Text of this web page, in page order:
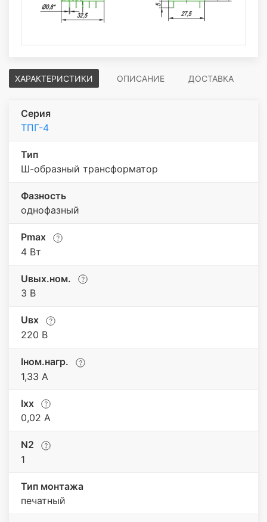
ХАРАКТЕРИСТИКИ ОПИСАНИЕ ДОСТАВКА
Серия
ТПГ-4
Тип
Ш-образный трансформатор
Фазность
однофазный
Pmax
4 Вт
Uвых.ном.
3 В
Uвх
220 В
Iном.нагр.
1,33 А
Iхх
0,02 A
N2
1
Тип монтажа
печатный